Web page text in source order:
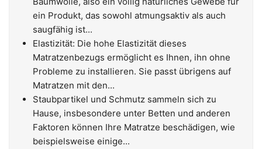
ein Produkt, das sowohl atmungsaktiv als auch
saugfähig ist...
Elastizität: Die hohe Elastizität dieses
Matratzenbezugs ermöglicht es Ihnen, ihn ohne
Probleme zu installieren. Sie passt übrigens auf
Matratzen mit den...
Staubpartikel und Schmutz sammeln sich zu
Hause, insbesondere unter Betten und anderen
Faktoren können Ihre Matratze beschädigen, wie
beispielsweise einige...